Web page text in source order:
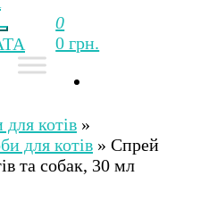
котів | Корм, іграшки,
Доставка по
0
0 грн.
котів | Корм, іграшки,
Доставка по
котів »
для котів » Спрей
та собак, 30 мл